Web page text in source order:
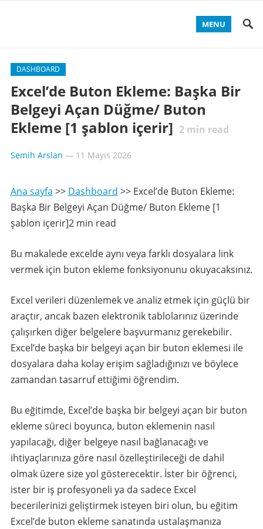
MENU
DASHBOARD
Excel’de Buton Ekleme: Başka Bir
Belgeyi Açan Düğme/ Buton
Ekleme [1 şablon içerir] 2min read
Semih Arslan — 11 Mayıs 2026
Ana sayfa >> Dashboard >> Excel’de Buton Ekleme:
Başka Bir Belgeyi Açan Düğme/ Buton Ekleme [1
şablon içerir]2 min read
Bu makalede excelde aynı veya farklı dosyalara link
vermek için buton ekleme fonksiyonunu okuyacaksınız.
Excel verileri düzenlemek ve analiz etmek için güçlü bir
araçtır, ancak bazen elektronik tablolarınız üzerinde
çalışırken diğer belgelere başvurmanız gerekebilir.
Excel’de başka bir belgeyi açan bir buton eklemesi ile
dosyalara daha kolay erişim sağladığınızı ve böylece
zamandan tasarruf ettiğimi öğrendim.
Bu eğitimde, Excel’de başka bir belgeyi açan bir buton
ekleme süreci boyunca, buton eklemenin nasıl
yapılacağı, diğer belgeye nasıl bağlanacağı ve
ihtiyaçlarınıza göre nasıl özelleştirileceği de dahil
olmak üzere size yol gösterecektir. İster bir öğrenci,
ister bir iş profesyoneli ya da sadece Excel
becerilerinizi geliştirmek isteyen biri olun, bu eğitim
Excel’de buton ekleme sanatında ustalaşmanıza